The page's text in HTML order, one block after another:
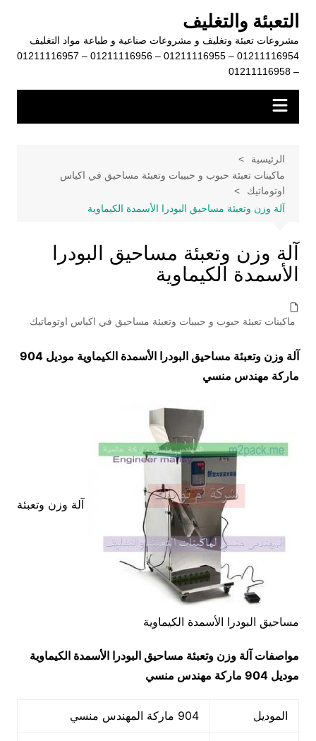
المحتوى
التعبئة والتغليف
مشروعات تعبئة وتغليف و مشروعات صناعية و طباعة مواد التغليف
01211116954 – 01211116955 – 01211116956 – 01211116957
– 01211116958
الرئيسية
ماكينات تعبئة حبوب و حبيبات وتعبئة مساحيق في اكياس
اوتوماتيك
آلة وزن وتعبئة مساحيق البودرا الأسمدة الكيماوية
آلة وزن وتعبئة مساحيق البودرا
الأسمدة الكيماوية
ماكينات تعبئة حبوب و حبيبات وتعبئة مساحيق في اكياس اوتوماتيك
آلة وزن وتعبئة مساحيق البودرا الأسمدة الكيماوية موديل 904
ماركة مهندس منسي
آلة وزن وتعبئة
مساحيق البودرا الأسمدة الكيماوية
مواصفات آلة وزن وتعبئة مساحيق البودرا الأسمدة الكيماوية
موديل 904 ماركة مهندس منسي
الموديل 904 ماركة المهندس منسي